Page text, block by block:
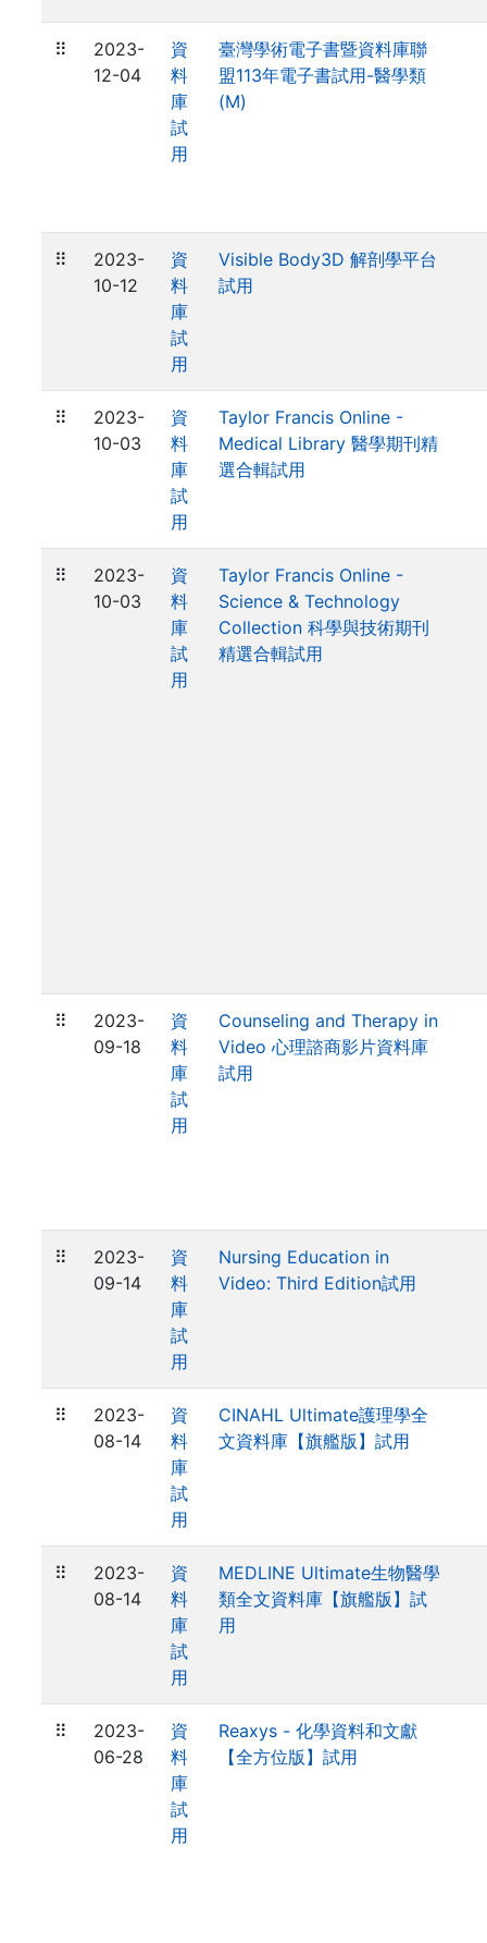
⠿
2023-
12-04
資
料
庫
試
用
臺灣學術電子書暨資料庫聯
盟113年電子書試用-醫學類
(M)
⠿
2023-
10-12
資
料
庫
試
用
Visible Body3D 解剖學平台
試用
⠿
2023-
10-03
資
料
庫
試
用
Taylor Francis Online -
Medical Library 醫學期刊精
選合輯試用
⠿
2023-
10-03
資
料
庫
試
用
Taylor Francis Online -
Science & Technology
Collection 科學與技術期刊
精選合輯試用
⠿
2023-
09-18
資
料
庫
試
用
Counseling and Therapy in
Video 心理諮商影片資料庫
試用
⠿
2023-
09-14
資
料
庫
試
用
Nursing Education in
Video: Third Edition試用
⠿
2023-
08-14
資
料
庫
試
用
CINAHL Ultimate護理學全
文資料庫【旗艦版】試用
⠿
2023-
08-14
資
料
庫
試
用
MEDLINE Ultimate生物醫學
類全文資料庫【旗艦版】試
用
⠿
2023-
06-28
資
料
庫
試
用
Reaxys - 化學資料和文獻
【全方位版】試用